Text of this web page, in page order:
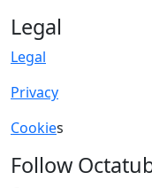
Legal
Legal
Privacy
Cookies
Follow